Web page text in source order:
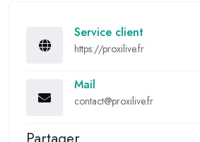
Service client
https://proxilive.fr
Mail
contact@proxilive.fr